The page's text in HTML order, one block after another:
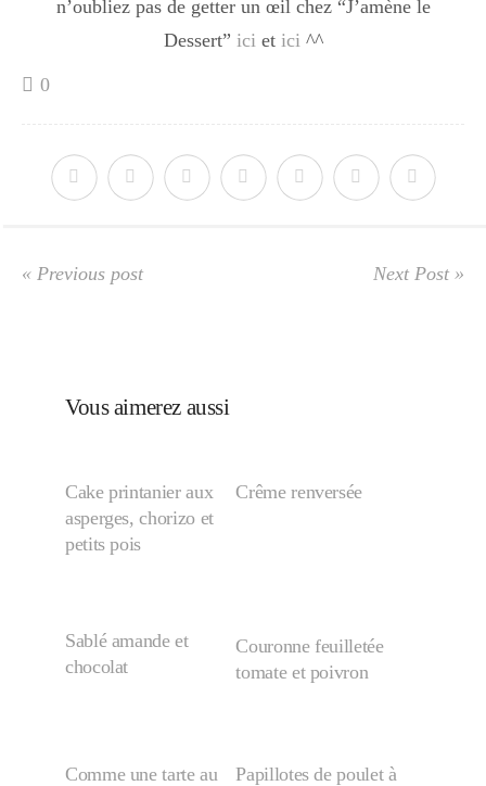
n’oubliez pas de getter un œil chez “J’amène le
Dessert” ici et ici^^
0
« Previous post Next Post »
Vous aimerez aussi
Cake printanier aux
asperges, chorizo et
petits pois
Crême renversée
Sablé amande et
chocolat
Couronne feuilletée
tomate et poivron
Comme une tarte au
Papillotes de poulet à